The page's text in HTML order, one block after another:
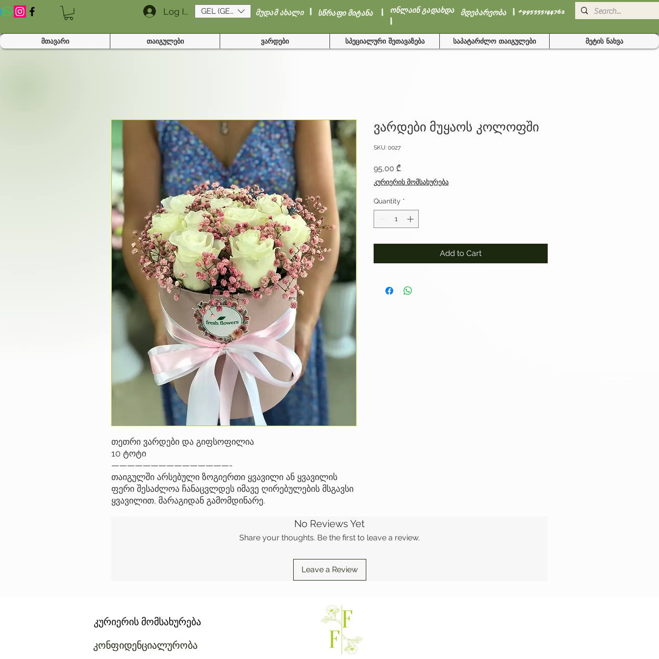
Log In GEL (GEL) მუდამ ახალი I სწრაფი მიტანა I ონლაინ გადახდა
I
მდებარეობა I +995555144762
მთავარი თაიგულები ვარდები სპეციალური შეთავაზება საპატარძლო თაიგულები მეტის ნახვა
თეთრი ვარდები და გიფსოფილია
10 ტოტი
———————————————-
თაიგულში არსებული ზოგიერთი ყვავილი ან ყვავილის
ფერი შესაძლოა ჩანაცვლდეს იმავე ღირებულების მსგავსი
ყვავილით, მარაგიდან გამომდინარე.
ვარდები მუყაოს კოლოფში
SKU: 0027
95,00 ₾
კურიერის მომსახურება
Quantity *
Add to Cart
No Reviews Yet
Share your thoughts. Be the first to leave a review.
Leave a Review
კურიერის მომსახურება
კონფიდენციალურობა